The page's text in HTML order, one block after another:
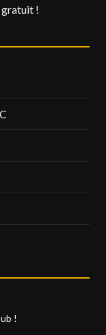
gratuit !
!